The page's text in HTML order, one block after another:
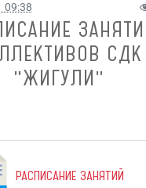
09:38
СДК
"ЖИГУЛИ"
РАСПИСАНИЕ ЗАНЯТИЙ